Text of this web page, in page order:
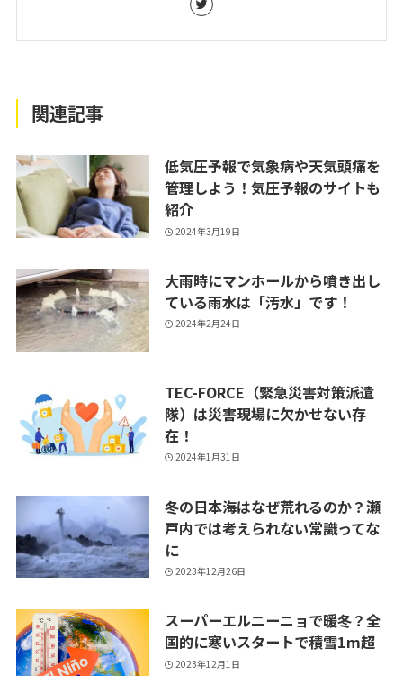
関連記事
低気圧予報で気象病や天気頭痛を
管理しよう！気圧予報のサイトも
紹介
2024年3月19日
大雨時にマンホールから噴き出し
ている雨水は「汚水」です！
2024年2月24日
TEC-FORCE（緊急災害対策派遣
隊）は災害現場に欠かせない存
在！
2024年1月31日
冬の日本海はなぜ荒れるのか？瀬
戸内では考えられない常識ってな
に
2023年12月26日
スーパーエルニーニョで暖冬？全
国的に寒いスタートで積雪1m超
2023年12月1日